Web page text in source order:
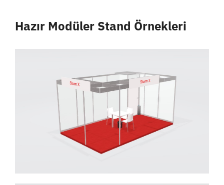
Hazır Modüler Stand Örnekleri